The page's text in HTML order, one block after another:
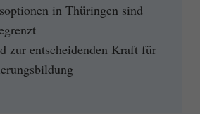
in Thüringen sind
zur entscheidenden Kraft für